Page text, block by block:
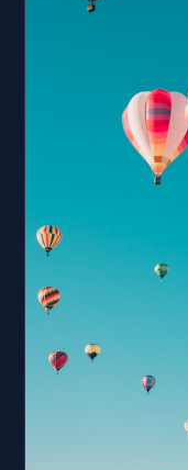
膀胱結石、痛風、糖